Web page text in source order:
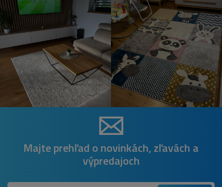
Majte prehľad o novinkách, zľavách a
výpredajoch